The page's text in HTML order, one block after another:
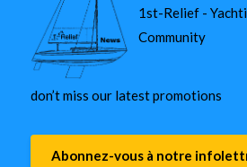
1st-Relief -
Community
don’t miss our latest promotions
Abonnez-vous à notre